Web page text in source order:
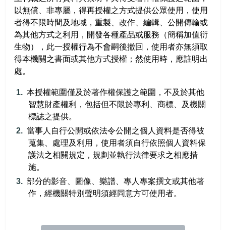
理事長的話
理監事人員
表單下載
優惠活動
保險專區
相關連結
加入會員
會員登入
活動報名
會員資料
會員登出
網站導覽
常見問答
以無償、非專屬，得再授權之方式提供公眾使用，使用
者得不限時間及地域，重製、改作、編輯、公開傳輸或
為其他方式之利用，開發各種產品或服務（簡稱加值衍
生物），此一授權行為不會嗣後撤回，使用者亦無須取
得本機關之書面或其他方式授權；然使用時，應註明出
處。
本授權範圍僅及於著作權保護之範圍，不及於其他
智慧財產權利，包括但不限於專利、商標、及機關
標誌之提供。
當事人自行公開或依法令公開之個人資料是否得被
蒐集、處理及利用，使用者須自行依照個人資料保
護法之相關規定，規劃並執行法律要求之相應措
施。
部分的影音、圖像、樂譜、專人專案撰文或其他著
作，經機關特別聲明須經同意方可使用者。